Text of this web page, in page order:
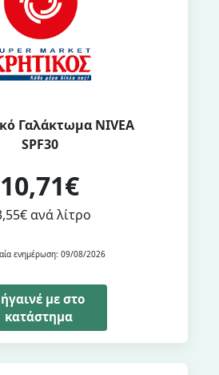
Γαλάκτωμα NIVEA
SPF30
10,71€
ανά λίτρο
ενημέρωση: 09/08/2026
με στο
κατάστημα